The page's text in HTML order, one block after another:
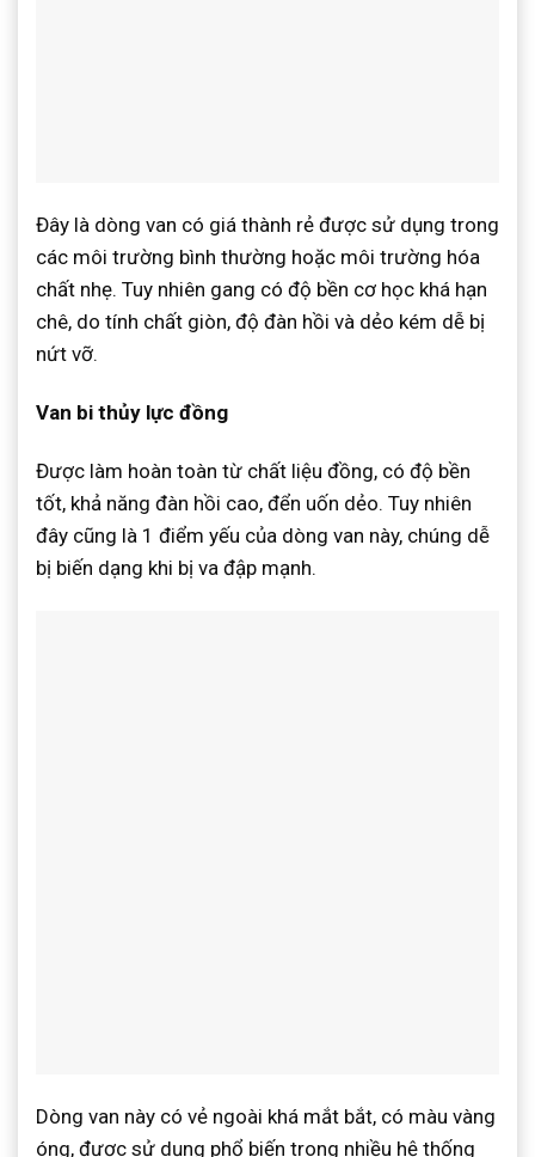
Đây là dòng van có giá thành rẻ được sử dụng trong
các môi trường bình thường hoặc môi trường hóa
chất nhẹ. Tuy nhiên gang có độ bền cơ học khá hạn
chê, do tính chất giòn, độ đàn hồi và dẻo kém dễ bị
nứt vỡ.
Van bi thủy lực đồng
Được làm hoàn toàn từ chất liệu đồng, có độ bền
tốt, khả năng đàn hồi cao, đển uốn dẻo. Tuy nhiên
đây cũng là 1 điểm yếu của dòng van này, chúng dễ
bị biến dạng khi bị va đập mạnh.
Dòng van này có vẻ ngoài khá mắt bắt, có màu vàng
óng, được sử dụng phổ biến trong nhiều hệ thống